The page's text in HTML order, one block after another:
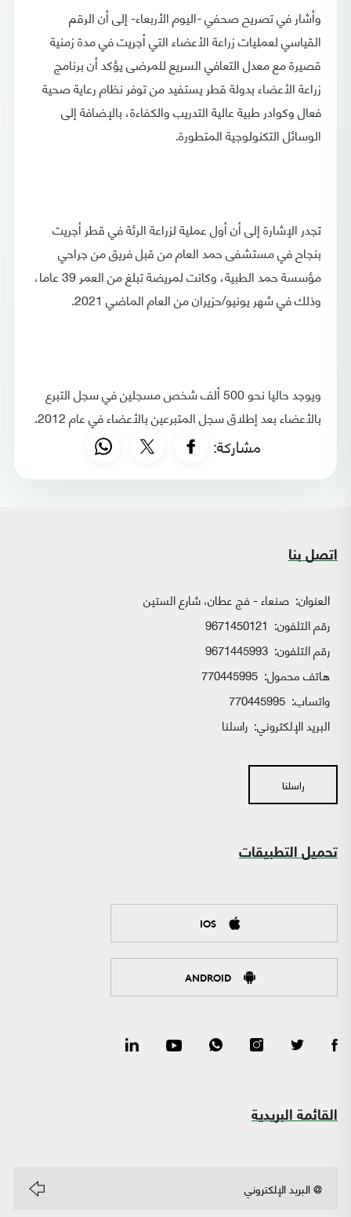
وأشار في تصريح صحفي -اليوم الأربعاء- إلى أن الرقم
القياسي لعمليات زراعة الأعضاء التي أجريت في مدة زمنية
قصيرة مع معدل التعافي السريع للمرضى يؤكد أن برنامج
زراعة الأعضاء بدولة قطر يستفيد من توفر نظام رعاية صحية
فعال وكوادر طبية عالية التدريب والكفاءة، بالإضافة إلى
الوسائل التكنولوجية المتطورة.
تجدر الإشارة إلى أن أول عملية لزراعة الرئة في قطر أجريت
بنجاح في مستشفى حمد العام من قبل فريق من جراحي
مؤسسة حمد الطبية، وكانت لمريضة تبلغ من العمر 39 عاما،
وذلك في شهر يونيو/حزيران من العام الماضي 2021.
ويوجد حاليا نحو 500 ألف شخص مسجلين في سجل التبرع
بالأعضاء بعد إطلاق سجل المتبرعين بالأعضاء في عام 2012.
مشاركة:
اتصل بنا
العنوان: صنعاء - فج عطان، شارع الستين
رقم التلفون: 9671450121
رقم التلفون: 9671445993
هاتف محمول: 770445995
واتساب:
البريد الإلكتروني: راسلنا
راسلنا
تحميل التطبيقات
IOS
ANDROID
القائمة البريدية